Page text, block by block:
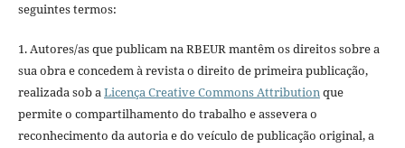
seguintes termos:
1. Autores/as que publicam na RBEUR mantêm os direitos sobre a
sua obra e concedem à revista o direito de primeira publicação,
realizada sob aLicença Creative Commons Attributionque
permite o compartilhamento do trabalho e assevera o
reconhecimento da autoria e do veículo de publicação original, a